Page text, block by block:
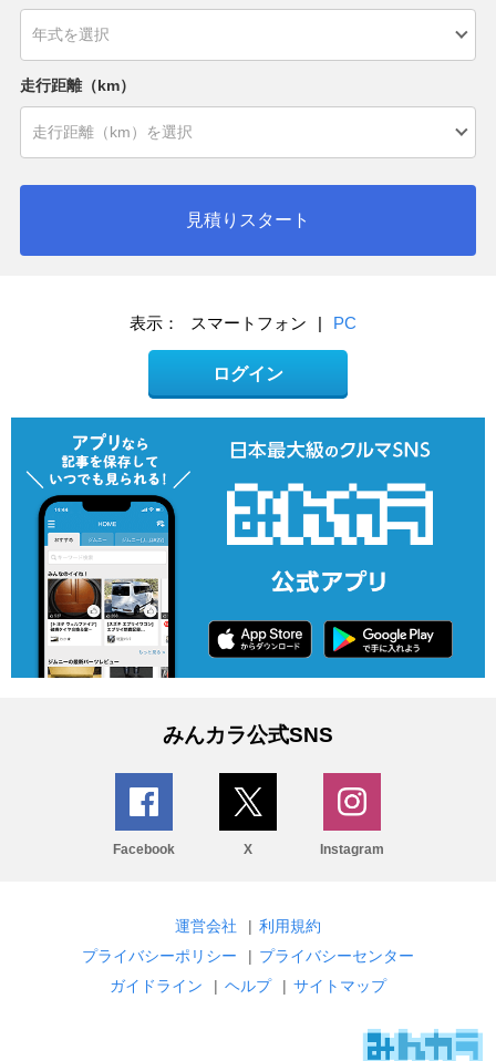
走行距離（km）
見積りスタート
表示： スマートフォン PC
ログイン
みんカラ公式SNS
Facebook X Instagram
運営会社 | 利用規約
プライバシーポリシー
| プライバシーセンター
ガイドライン
| ヘルプ | サイトマップ